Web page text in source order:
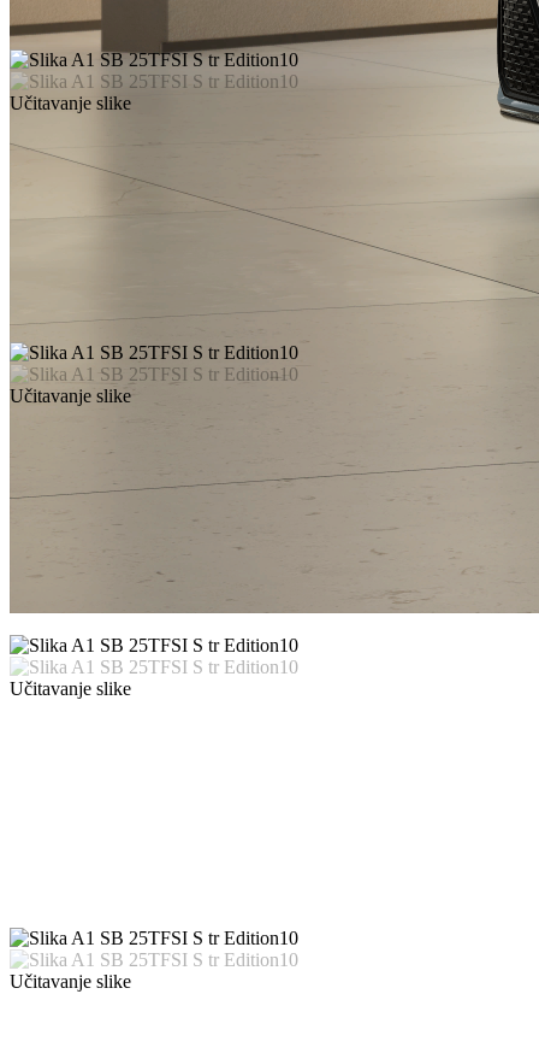
Učitavanje slike
Učitavanje slike
Učitavanje slike
Učitavanje slike